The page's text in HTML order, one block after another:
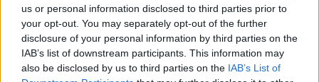
us or personal information disclosed to third parties prior to
your opt-out. You may separately opt-out of the further
disclosure of your personal information by third parties on the
IAB’s list of downstream participants. This information may
also be disclosed by us to third parties on the IAB’s List of